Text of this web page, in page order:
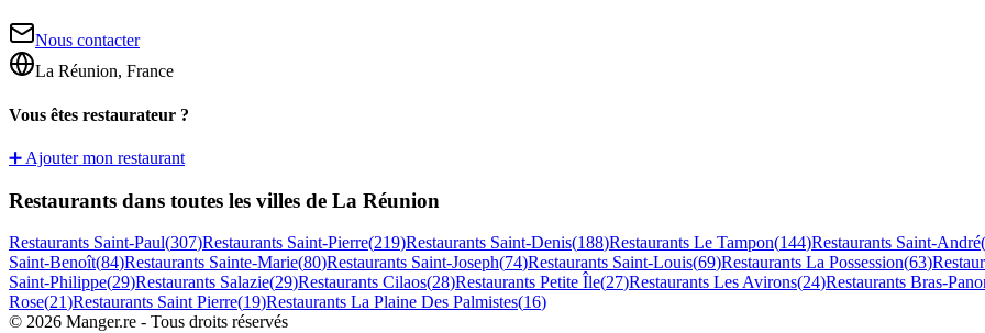
Nous contacter
La Réunion, France
Vous êtes restaurateur ?
➕ Ajouter mon restaurant
Restaurants dans toutes les villes de La Réunion
Restaurants Saint-Paul(307)Restaurants Saint-Pierre(219)Restaurants Saint-Denis(188)Restaurants Le Tampon(144)Restaurants Saint-André(
Saint-Benoît(84)Restaurants Sainte-Marie(80)Restaurants Saint-Joseph(74)Restaurants Saint-Louis(69)Restaurants La Possession(63)
Saint-Philippe(29)Restaurants Salazie(29)Restaurants Cilaos(28)Restaurants Petite Île(27)Restaurants Les Avirons(24)Restaurants Bras-
Rose(21)Restaurants Saint Pierre(19)Restaurants La Plaine Des Palmistes(16)
© 2026 Manger.re - Tous droits réservés